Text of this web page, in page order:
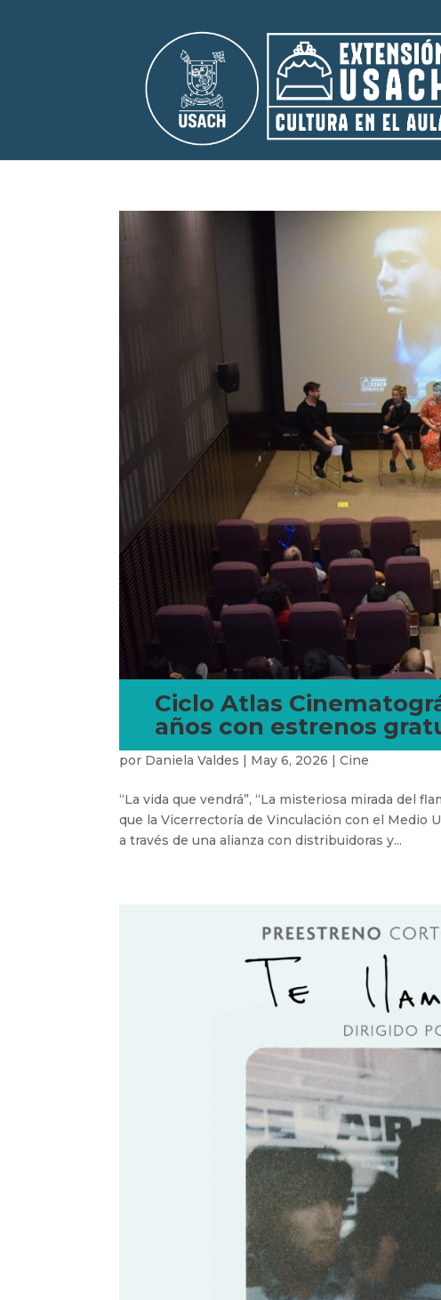
Ciclo Atlas
años con estrenos
por Daniela Valdes May 6, 2026 |Cine
“La vida que vendrá”, “La misteriosa mirada del
que la Vicerrectoría de Vinculación con el Medio
a través de una alianza con distribuidoras y...